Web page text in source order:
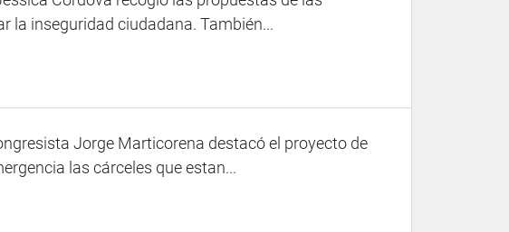
la inseguridad ciudadana. También...
Jorge Marticorena destacó el proyecto de
las cárceles que estan...